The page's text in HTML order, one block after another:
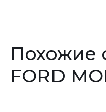
Похожие
FORD